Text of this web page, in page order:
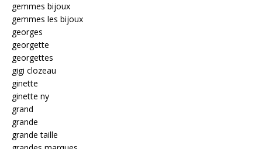
gemmes bijoux
gemmes les bijoux
georges
georgette
georgettes
gigi clozeau
ginette
ginette ny
grand
grande
grande taille